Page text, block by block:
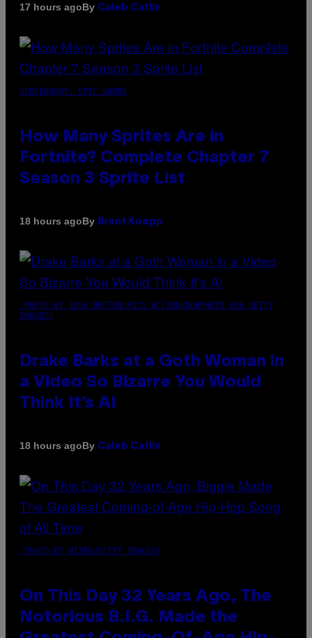
17 hours agoBy Caleb Catlin
SCREENSHOT: EPIC GAMES
How Many Sprites Are in
Fortnite? Complete Chapter 7
Season 3 Sprite List
18 hours agoBy Brent Koepp
(PHOTO BY JOSE BRETON/PICS ACTION/NURPHOTO VIA GETTY
IMAGES)
Drake Barks at a Goth Woman in
a Video So Bizarre You Would
Think It’s AI
18 hours agoBy Caleb Catlin
(PHOTO BY NITRO/GETTY IMAGES)
On This Day 32 Years Ago, The
Notorious B.I.G. Made the